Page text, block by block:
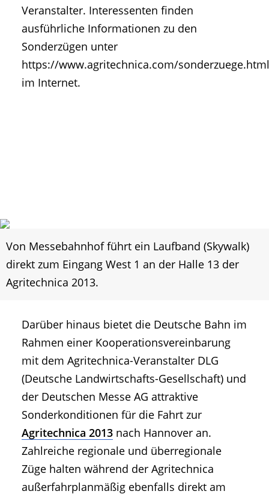
Veranstalter. Interessenten finden
ausführliche Informationen zu den
Sonderzügen unter
https://www.agritechnica.com/sonderzuege.html
im Internet.
Von Messebahnhof führt ein Laufband (Skywalk)
direkt zum Eingang West 1 an der Halle 13 der
Agritechnica 2013.
Darüber hinaus bietet die Deutsche Bahn im
Rahmen einer Kooperationsvereinbarung
mit dem Agritechnica-Veranstalter DLG
(Deutsche Landwirtschafts-Gesellschaft) und
der Deutschen Messe AG attraktive
Sonderkonditionen für die Fahrt zur
Agritechnica 2013 nach Hannover an.
Zahlreiche regionale und überregionale
Züge halten während der Agritechnica
außerfahrplanmäßig ebenfalls direkt am